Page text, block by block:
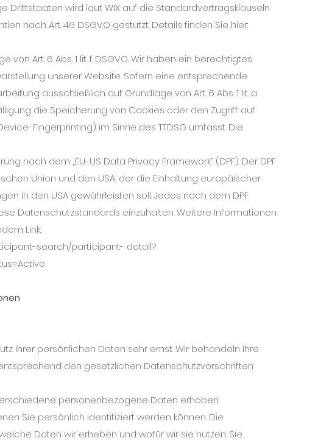
Drittstaaten wird laut WIX auf die Standardvertragsklauseln
nach Art. 46 DSGVO gestützt. Details finden Sie hier:
Art. 6 Abs. 1 lit. f DSGVO. Wir haben ein berechtigtes
unserer Website. Sofern eine entsprechende
ausschließlich auf Grundlage von Art. 6 Abs. 1 lit. a
die Speicherung von Cookies oder den Zugriff auf
Fingerprinting) im Sinne des TTDSG umfasst. Die
nach dem „EU-US Data Privacy Framework“ (DPF). Der DPF
Union und den USA, der die Einhaltung europäischer
in den USA gewährleisten soll. Jedes nach dem DPF
Datenschutzstandards einzuhalten. Weitere Informationen
Link:
search/participant- detail?
Ihrer persönlichen Daten sehr ernst. Wir behandeln Ihre
den gesetzlichen Datenschutzvorschriften
personenbezogene Daten erhoben.
Sie persönlich identifiziert werden können. Die
Daten wir erheben und wofür wir sie nutzen. Sie